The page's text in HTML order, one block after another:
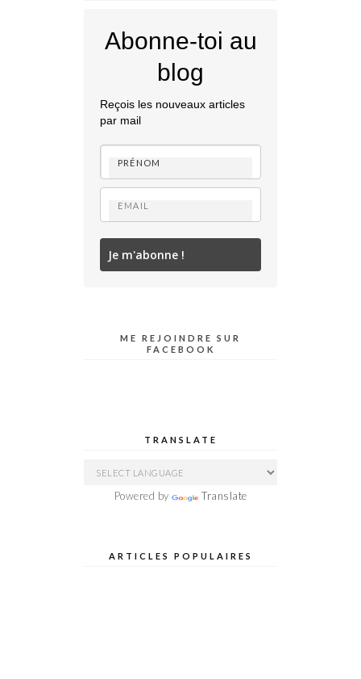
Abonne-toi au
blog
Reçois les nouveaux articles
par mail
Je m'abonne !
ME REJOINDRE SUR
FACEBOOK
TRANSLATE
Powered by Translate
ARTICLES POPULAIRES